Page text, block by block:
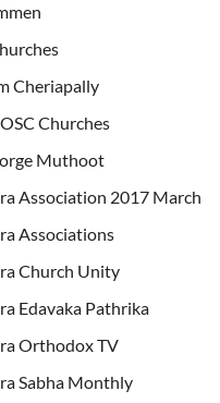
Cheriapally
Churches
Muthoot
Association 2017 March
Associations
Church Unity
Edavaka Pathrika
Orthodox TV
Sabha Monthly